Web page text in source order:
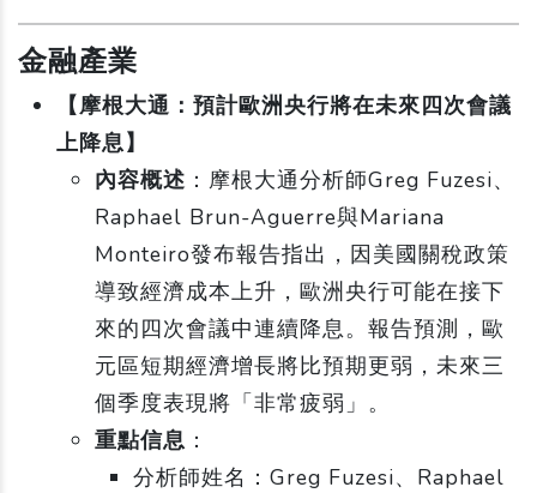
金融產業
【摩根大通：預計歐洲央行將在未來四次會議
上降息】
內容概述 ：摩根大通分析師Greg Fuzesi、
Raphael Brun-Aguerre與Mariana
Monteiro發布報告指出，因美國關稅政策
導致經濟成本上升，歐洲央行可能在接下
來的四次會議中連續降息。報告預測，歐
元區短期經濟增長將比預期更弱，未來三
個季度表現將「非常疲弱」。
重點信息 ：
分析師姓名：Greg Fuzesi、Raphael